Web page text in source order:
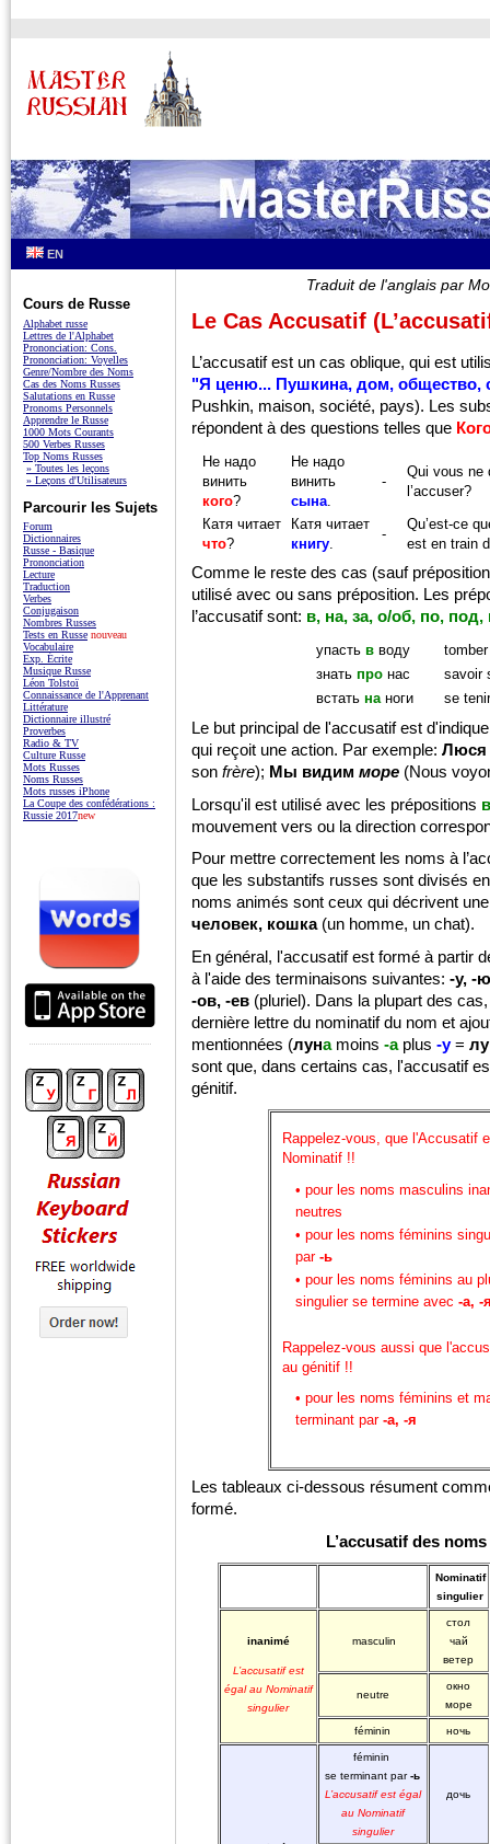
EN
Traduit de l'anglais par
Le Cas Accusatif
L’accusatif est un cas oblique, qui est
"Я ценю... Пушкина, дом, общество,
Pushkin, maison, société, pays). Les
répondent à des questions telles que
Не надо
винить
кого?
Не надо
винить
сына.
-
Qui vous ne
l’accuser?
Катя читает
что?
Катя читает
книгу.
-
Qu’est-ce
est en train
Comme le reste des cas (sauf
utilisé avec ou sans préposition. Les
l’accusatif sont: в, на, за, о/об, по, под,
упасть вводу
знать про нас
savoir
встать на ноги se
Le but principal de l'accusatif est
qui reçoit une action. Par exemple:
son frère); Мы видим море (Nous
Lorsqu'il est utilisé avec les prépositions в
mouvement vers ou la direction
Pour mettre correctement les noms à
que les substantifs russes sont divisés
noms animés sont ceux qui décrivent
человек, кошка(un homme, un chat).
En général, l'accusatif est formé à partir
à l'aide des terminaisons suivantes: -у, -
-ов, -ев (pluriel). Dans la plupart des
dernière lettre du nominatif du nom et
mentionnées (лунаmoins -аplus -у=
sont que, dans certains cas, l'accusatif
génitif.
Rappelez-vous, que l'Accusatif
Nominatif !!
• pour les noms masculins
neutres
• pour les noms féminins
par -ь
• pour les noms féminins au
singulier se termine avec -а, -
Rappelez-vous aussi que
au génitif !!
• pour les noms féminins et
terminant par -а, -я
Les tableaux ci-dessous résument
formé.
L’accusatif des
Nominatif
singulier
inanimé
L’accusatif est
égal au Nominatif
singulier
masculin
стол
чай
ветер
neutre
окно
море
féminin ночь
féminin
se terminant par-ь
L’accusatif est égal
au Nominatif
singulier
дочь
Cours de Russe
Alphabet russe
Lettres de l'Alphabet
Prononciation: Cons.
Prononciation: Voyelles
Genre/Nombre des Noms
Cas des Noms Russes
Salutations en Russe
Pronoms Personnels
Apprendre le Russe
1000 Mots Courants
500 Verbes Russes
Top Noms Russes
» Toutes les leçons
» Leçons d'Utilisateurs
Parcourir les Sujets
Forum
Dictionnaires
Russe - Basique
Prononciation
Lecture
Traduction
Verbes
Conjugaison
Nombres Russes
Tests en Russe nouveau
Vocabulaire
Exp. Écrite
Musique Russe
Léon Tolstoï
Connaissance de l'Apprenant
Littérature
Dictionnaire illustré
Proverbes
Radio & TV
Culture Russe
Mots Russes
Noms Russes
Mots russes iPhone
La Coupe des confédérations :
Russie 2017new